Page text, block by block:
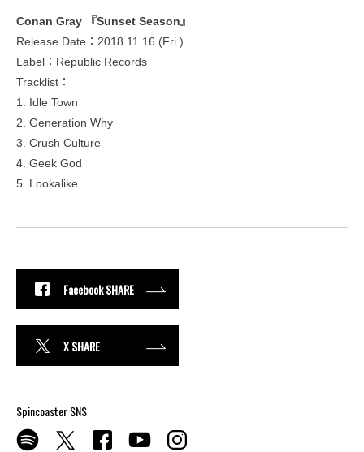
Conan Gray 『Sunset Season』
Release Date：2018.11.16 (Fri.)
Label：Republic Records
Tracklist：
1. Idle Town
2. Generation Why
3. Crush Culture
4. Geek God
5. Lookalike
Facebook SHARE
X SHARE
Spincoaster SNS